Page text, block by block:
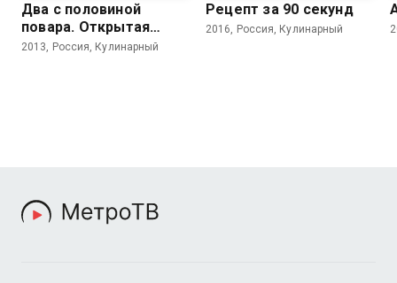
Два с половиной
повара. Открытая
кухня
2013, Россия, Кулинарный
Рецепт за 90 секунд
2016, Россия, Кулинарный